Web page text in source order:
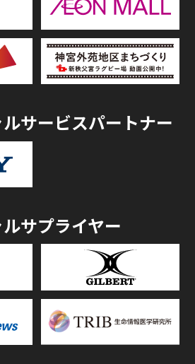
サービスパートナー
サプライヤー